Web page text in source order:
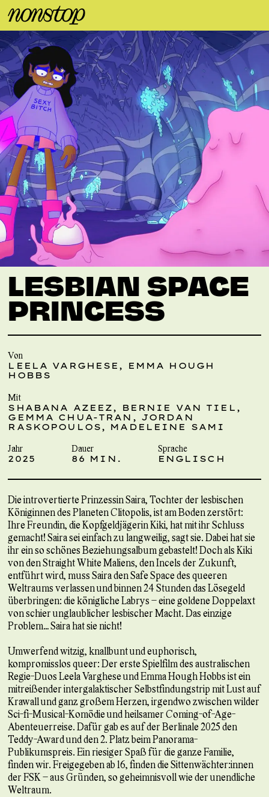
LESBIAN SPACE
PRINCESS
Von
LEELA VARGHESE, EMMA HOUGH
HOBBS
Mit
SHABANA AZEEZ, BERNIE VAN TIEL,
GEMMA CHUA-TRAN, JORDAN
RASKOPOULOS, MADELEINE SAMI
Jahr
2025
Dauer
86 MIN.
Sprache
ENGLISCH
Die introvertierte Prinzessin Saira, Tochter der lesbischen
Königinnen des Planeten Clitopolis, ist am Boden zerstört:
Ihre Freundin, die Kopfgeldjägerin Kiki, hat mit ihr Schluss
gemacht! Saira sei einfach zu langweilig, sagt sie. Dabei hat sie
ihr ein so schönes Beziehungsalbum gebastelt! Doch als Kiki
von den Straight White Maliens, den Incels der Zukunft,
entführt wird, muss Saira den Safe Space des queeren
Weltraums verlassen und binnen 24 Stunden das Lösegeld
überbringen: die königliche Labrys – eine goldene Doppelaxt
von schier unglaublicher lesbischer Macht. Das einzige
Problem… Saira hat sie nicht!
Umwerfend witzig, knallbunt und euphorisch,
kompromisslos queer: Der erste Spielfilm des australischen
Regie-Duos Leela Varghese und Emma Hough Hobbs ist ein
mitreißender intergalaktischer Selbstfindungstrip mit Lust auf
Krawall und ganz großem Herzen, irgendwo zwischen wilder
Sci-fi-Musical-Komödie und heilsamer Coming-of-Age-
Abenteuerreise. Dafür gab es auf der Berlinale 2025 den
Teddy-Award und den 2. Platz beim Panorama-
Publikumspreis. Ein riesiger Spaß für die ganze Familie,
finden wir. Freigegeben ab 16, finden die Sittenwächter:innen
der FSK – aus Gründen, so geheimnisvoll wie der unendliche
Weltraum.